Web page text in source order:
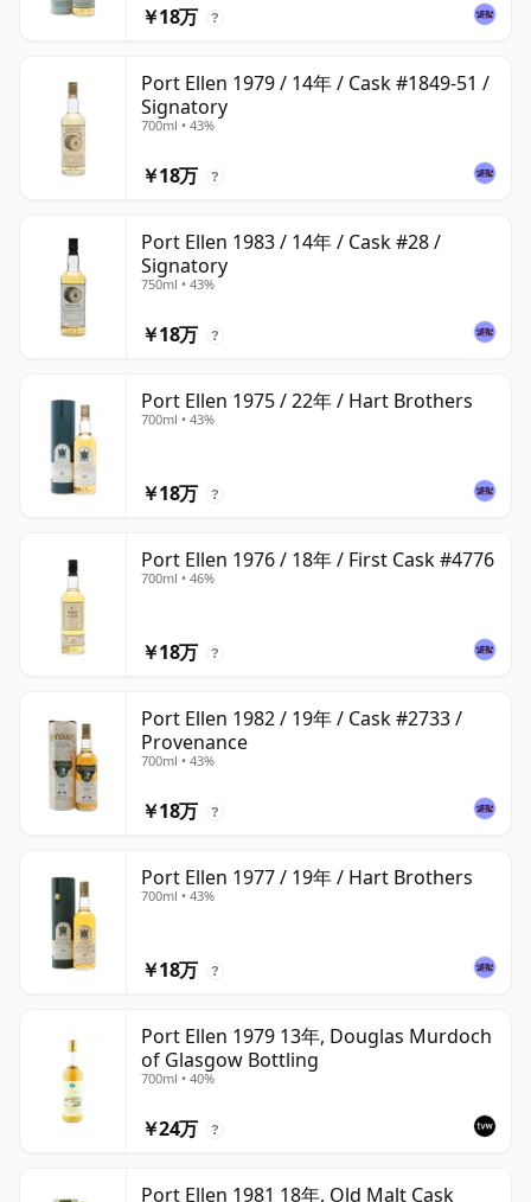
￥18万 ?
Port Ellen 1979 / 14年 / Cask #1849-51 /
Signatory
700ml • 43%
￥18万 ?
Port Ellen 1983 / 14年 / Cask #28 /
Signatory
750ml • 43%
￥18万 ?
Port Ellen 1975 / 22年 / Hart Brothers
700ml • 43%
￥18万 ?
Port Ellen 1976 / 18年 / First Cask #4776
700ml • 46%
￥18万 ?
Port Ellen 1982 / 19年 / Cask #2733 /
Provenance
700ml • 43%
￥18万 ?
Port Ellen 1977 / 19年 / Hart Brothers
700ml • 43%
￥18万 ?
Port Ellen 1979 13年, Douglas Murdoch
of Glasgow Bottling
700ml • 40%
￥24万 ?
Port Ellen 1981 18年, Old Malt Cask